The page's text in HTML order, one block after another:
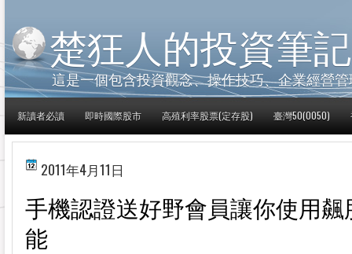
楚狂人的投資筆記
這是一個包含投資觀念、操作技巧、企業經營
新讀者必讀 即時國際股市 高殖利率股票(定存股) 臺灣50(0050)
2011年4月11日
手機認證送好野會員讓你使用
能